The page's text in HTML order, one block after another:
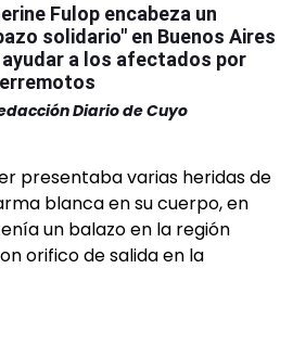
Fulop encabeza un
solidario" en Buenos Aires
ayudar a los afectados por
Diario de Cuyo
presentaba varias heridas de
blanca en su cuerpo, en
un balazo en la región
orifico de salida en la